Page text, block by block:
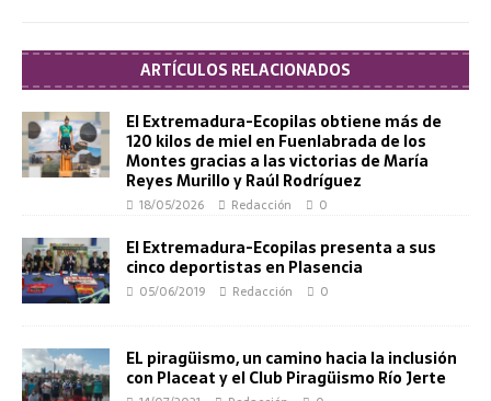
ARTÍCULOS RELACIONADOS
El Extremadura-Ecopilas obtiene más de
120 kilos de miel en Fuenlabrada de los
Montes gracias a las victorias de María
Reyes Murillo y Raúl Rodríguez
18/05/2026 Redacción 0
El Extremadura-Ecopilas presenta a sus
cinco deportistas en Plasencia
05/06/2019 Redacción 0
EL piragüismo, un camino hacia la inclusión
con Placeat y el Club Piragüismo Río Jerte